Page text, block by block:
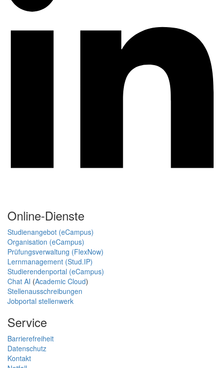
Online-Dienste
Studienangebot (eCampus)
Organisation (eCampus)
Prüfungsverwaltung (FlexNow)
Lernmanagement (Stud.IP)
Studierendenportal (eCampus)
Chat AI (Academic Cloud)
Stellenausschreibungen
Jobportal stellenwerk
Service
Barrierefreiheit
Datenschutz
Kontakt